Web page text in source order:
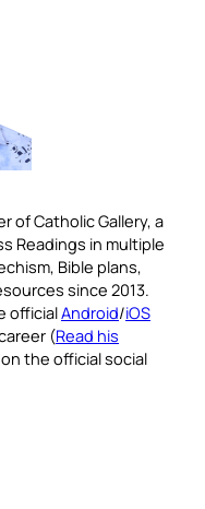
of Catholic Gallery, a
Readings in multiple
Bible plans,
since 2013.
officialAndroid/iOS
(Read his
the official social